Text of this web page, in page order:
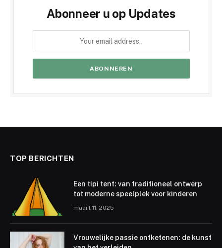
Abonneer u op Updates
TOP BERICHTEN
Een tipi tent: van traditioneel ontwerp
tot moderne speelplek voor kinderen
maart 11, 2025
Vrouwelijke passie ontketenen: de kunst